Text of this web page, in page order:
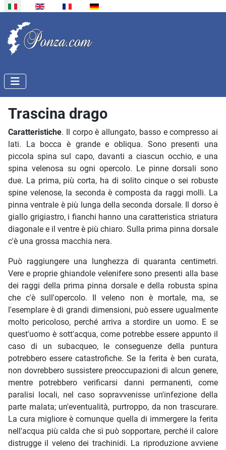
Seleziona la tua lingua
Trascina drago
Caratteristiche. Il corpo è allungato, basso e compresso ai
lati. La bocca è grande e obliqua. Sono presenti una
piccola spina sul capo, davanti a ciascun occhio, e una
spina velenosa su ogni opercolo. Le pinne dorsali sono
due. La prima, più corta, ha di solito cinque o sei robuste
spine velenose, la seconda è composta da raggi molli. La
pinna ventrale è più lunga della seconda dorsale. Il dorso è
giallo grigiastro, i fianchi hanno una caratteristica striatura
diagonale e il ventre è più chiaro. Sulla prima pinna dorsale
c'è una grossa macchia nera.
Può raggiungere una lunghezza di quaranta centimetri.
Vere e proprie ghiandole velenifere sono presenti alla base
dei raggi della prima pinna dorsale e della robusta spina
che c'è sull'opercolo. Il veleno non è mortale, ma, se
l'esemplare è di grandi dimensioni, può essere ugualmente
molto pericoloso, perché arriva a stordire un uomo. E se
quest'uomo è sott'acqua, come potrebbe essere appunto il
caso di un subacqueo, le conseguenze della puntura
potrebbero essere catastrofiche. Se la ferita è ben curata,
non dovrebbero sussistere preoccupazioni di alcun genere,
mentre potrebbero verificarsi danni permanenti, come
paralisi locali, nel caso sopravvenisse un'infezione della
parte malata; un'eventualità, purtroppo, da non trascurare.
La cura migliore è comunque quella di immergere la ferita
nell'acqua più calda che sì può sopportare, perché il calore
distrugge il veleno dei trachinidi. La riproduzione avviene